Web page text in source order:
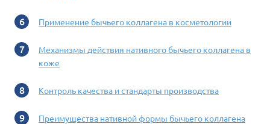
Применение бычьего коллагена в косметологии
Механизмы действия нативного бычьего коллагена в
коже
Контроль качества и стандарты производства
Преимущества нативной формы бычьего коллагена